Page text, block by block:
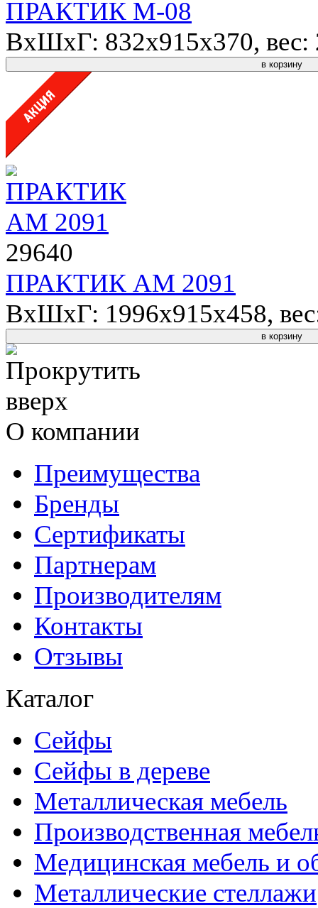
ПРАКТИК М-08
ВхШхГ: 832x915x370, вес:
в корзину
29640
ПРАКТИК AM 2091
ВхШхГ: 1996x915x458,
в корзину
О компании
Преимущества
Бренды
Сертификаты
Партнерам
Производителям
Контакты
Отзывы
Каталог
Сейфы
Сейфы в дереве
Металлическая мебель
Производственная
Медицинская мебель и
Металлические стеллажи